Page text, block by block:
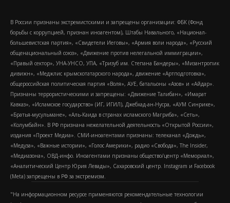
В России признаны экстремистскими и запрещены организации: ФБК (Фонд
борьбы с коррупцией, признан иноагентом), Штабы Навального, «Национал-
большевистская партия», «Свидетели Иеговы», «Армия воли народа», «Русский
общенациональный союз», «Движение против нелегальной иммиграции»,
«Правый сектор», УНА-УНСО, УПА, «Тризуб им. Степана Бандеры», «Мизантропик
дивижн», «Меджлис крымскотатарского народа», движение «Артподготовка»,
общероссийская политическая партия «Воля», АУЕ, батальоны «Азов» и «Айдар».
Признаны террористическими и запрещены: «Движение Талибан», «Имарат
Кавказ», «Исламское государство» (ИГ, ИГИЛ), Джебхад-ан-Нусра, «АУМ Синрике»,
«Братья-мусульмане», «Аль-Каида в странах исламского Магриба», «Сеть»,
«Колумбайн». В РФ признана нежелательной деятельность «Открытой России»,
издания «Проект Медиа». СМИ-иноагентами признаны: телеканал «Дождь»,
«Медуза», «Важные истории», «Голос Америки», радио «Свобода», The Insider,
«Медиазона», ОВД-инфо. Иноагентами признаны общество/центр «Мемориал»,
«Аналитический Центр Юрия Левады», Сахаровский центр. Instagram и Facebook
(Metа) запрещены в РФ за экстремизм.
"На информационном ресурсе применяются рекомендательные технологии